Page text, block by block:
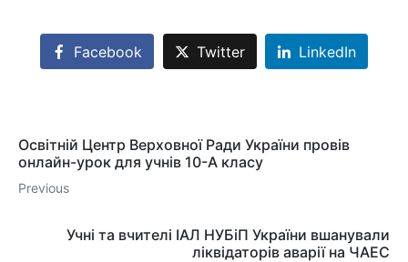
Facebook Twitter LinkedIn
Освітній Центр Верховної Ради України провів
онлайн-урок для учнів 10-А класу
Previous
Учні та вчителі ІАЛ НУБіП України вшанували
ліквідаторів аварії на ЧАЕС